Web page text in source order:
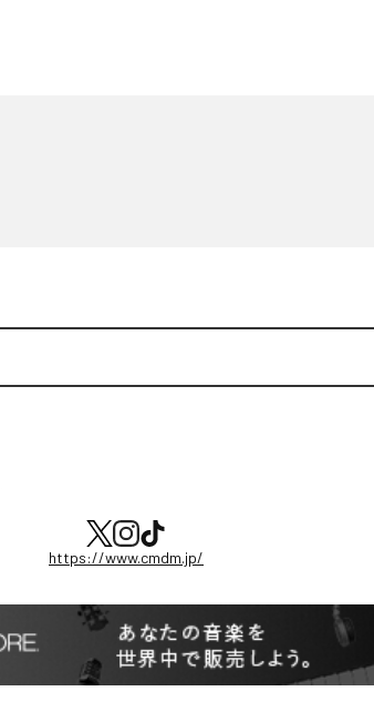
https://www.cmdm.jp/